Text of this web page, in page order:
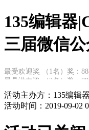
135编辑器
三届微信
最具潜力奖 （2名）奖：888元
最佳创意奖 （2名）奖：888元
特别奖：
颜值新星奖（10名）奖：价值188元
所有参赛人员皆可获得
活动主办方：135编辑
活动时间：2019-09-02